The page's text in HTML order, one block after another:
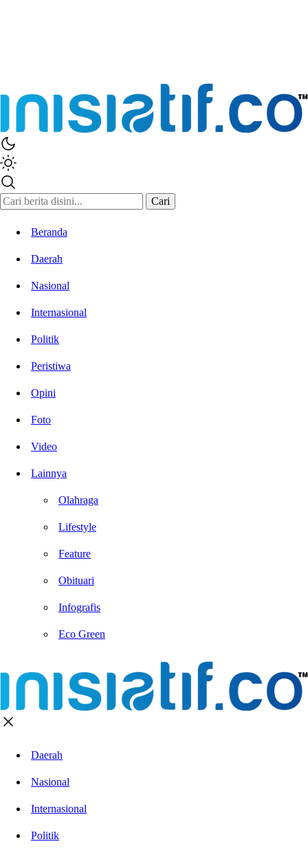
Inisiatif.co
Stay Connected Stay Informed
Cari
Beranda
Daerah
Nasional
Internasional
Politik
Peristiwa
Opini
Foto
Video
Lainnya
Olahraga
Lifestyle
Feature
Obituari
Infografis
Eco Green
Daerah
Nasional
Internasional
Politik